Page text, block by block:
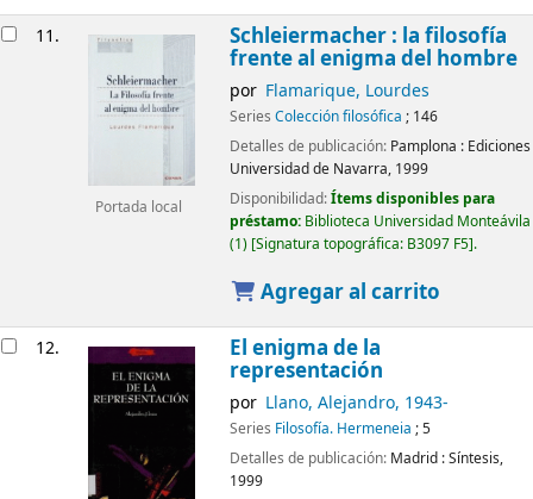
11.
Portada local
Schleiermacher : la filosofía
frente al enigma del hombre
por Flamarique, Lourdes
Series Colección filosófica ; 146
Detalles de publicación: Pamplona : Ediciones
Universidad de Navarra, 1999
Disponibilidad:Ítems disponibles para
préstamo: Biblioteca Universidad Monteávila
(1) Signatura topográfica: B3097 F5 .
Agregar al carrito
12. El enigma de la
representación
por Llano, Alejandro, 1943-
Series Filosofía. Hermeneia ; 5
Detalles de publicación: Madrid :Síntesis,
1999